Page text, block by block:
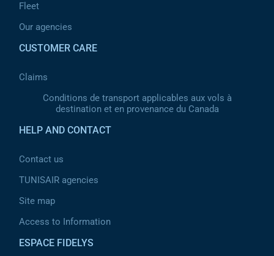
Fleet
Our agencies
CUSTOMER CARE
Claims
Conditions de transport applicables aux vols à
destination et en provenance du Canada
HELP AND CONTACT
Contact us
TUNISAIR agencies
Site map
Access to Information
ESPACE FIDELYS